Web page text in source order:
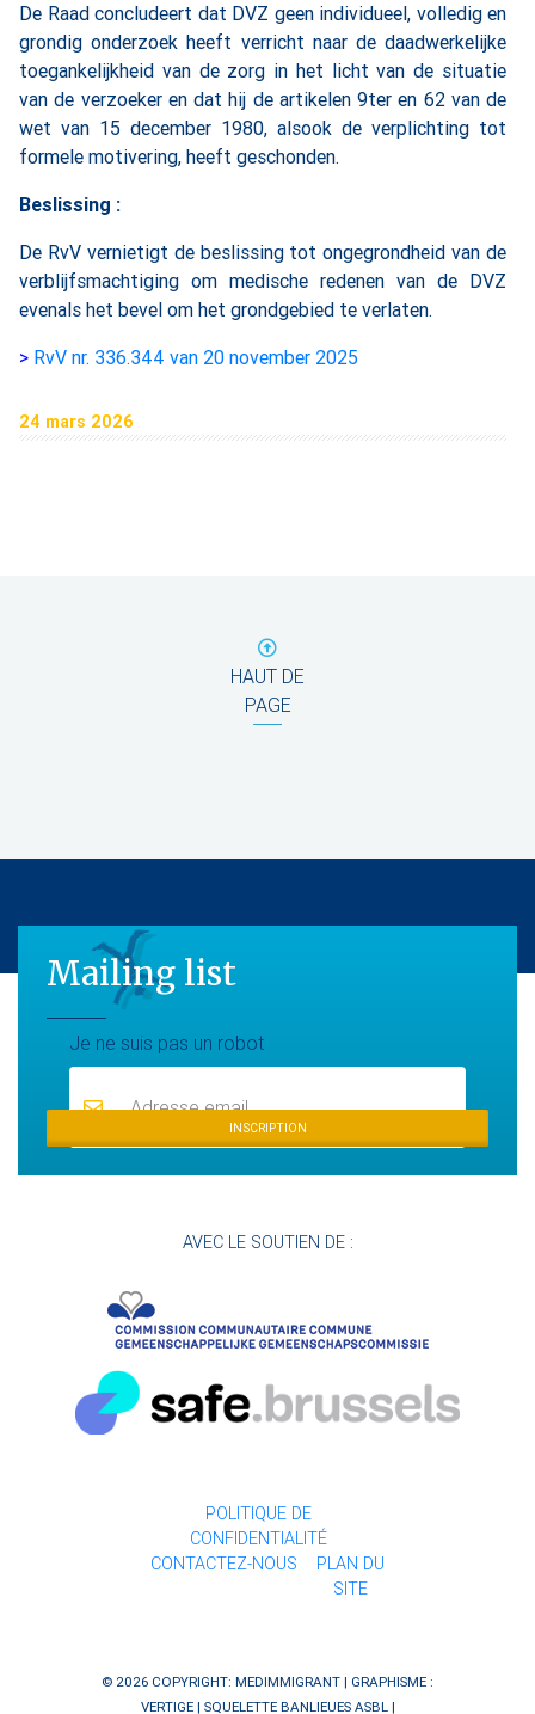
De Raad concludeert dat DVZ geen individueel, volledig en
grondig onderzoek heeft verricht naar de daadwerkelijke
toegankelijkheid van de zorg in het licht van de situatie
van de verzoeker en dat hij de artikelen 9ter en 62 van de
wet van 15 december 1980, alsook de verplichting tot
formele motivering, heeft geschonden.
Beslissing :
De RvV vernietigt de beslissing tot ongegrondheid van de
verblijfsmachtiging om medische redenen van de DVZ
evenals het bevel om het grondgebied te verlaten.
> RvV nr. 336.344 van 20 november 2025
24 mars 2026
HAUT DE
PAGE
Mailing list
Je ne suis pas un robotMailing list
INSCRIPTION
AVEC LE SOUTIEN DE :
POLITIQUE DE
CONFIDENTIALITÉ
CONTACTEZ-NOUS
PLAN DU
SITE
© 2026 COPYRIGHT: MEDIMMIGRANT | GRAPHISME :
VERTIGE| SQUELETTE BANLIEUES ASBL|